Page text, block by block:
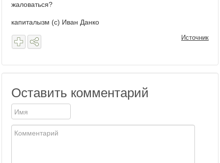
жаловаться?
капиталызм (с) Иван Данко
Источник
Оставить комментарий